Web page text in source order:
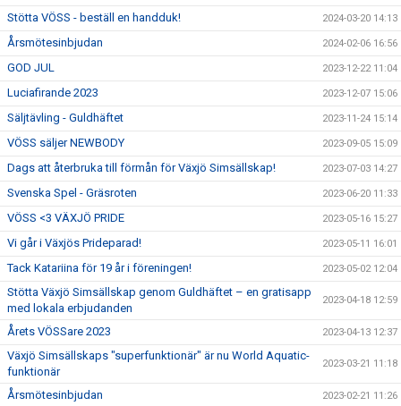
Stötta VÖSS - beställ en handduk! 2024-03-20 14:13
Årsmötesinbjudan 2024-02-06 16:56
GOD JUL 2023-12-22 11:04
Luciafirande 2023 2023-12-07 15:06
Säljtävling - Guldhäftet 2023-11-24 15:14
VÖSS säljer NEWBODY 2023-09-05 15:09
Dags att återbruka till förmån för Växjö Simsällskap! 2023-07-03 14:27
Svenska Spel - Gräsroten 2023-06-20 11:33
VÖSS <3 VÄXJÖ PRIDE 2023-05-16 15:27
Vi går i Växjös Prideparad! 2023-05-11 16:01
Tack Katariina för 19 år i föreningen! 2023-05-02 12:04
Stötta Växjö Simsällskap genom Guldhäftet – en gratisapp
med lokala erbjudanden
2023-04-18 12:59
Årets VÖSSare 2023 2023-04-13 12:37
Växjö Simsällskaps "superfunktionär" är nu World Aquatic-
funktionär
2023-03-21 11:18
Årsmötesinbjudan 2023-02-21 11:26